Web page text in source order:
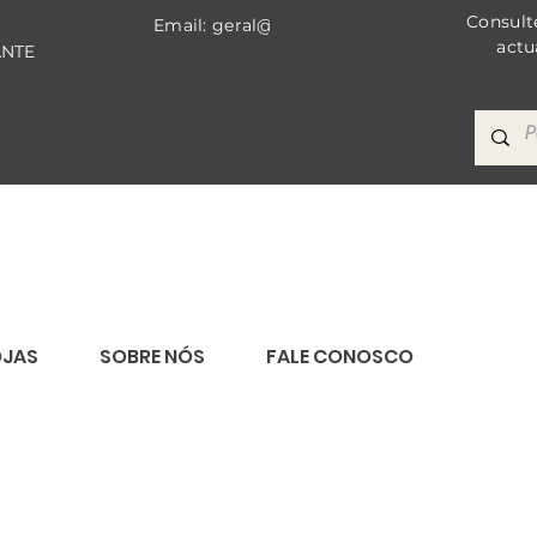
Email: geral@bricomat.com
SOBRE NÓS FALE CONOSCO